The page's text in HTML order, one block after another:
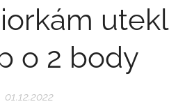
utekl
o 2 body
01.12.2022